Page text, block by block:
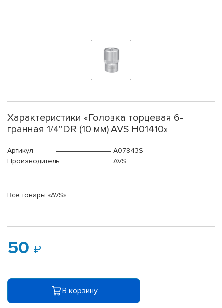
Характеристики «Головка торцевая 6-
гранная 1/4''DR (10 мм) AVS H01410»
Артикул
A07843S
Производитель
AVS
Все товары «AVS»
50
В корзину